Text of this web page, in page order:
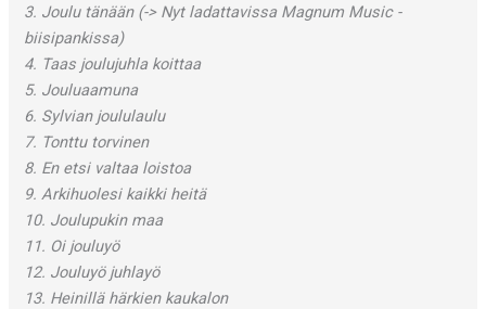
3. Joulu tänään (-> Nyt ladattavissa Magnum Music -
biisipankissa)
4. Taas joulujuhla koittaa
5. Jouluaamuna
6. Sylvian joululaulu
7. Tonttu torvinen
8. En etsi valtaa loistoa
9. Arkihuolesi kaikki heitä
10. Joulupukin maa
11. Oi jouluyö
12. Jouluyö juhlayö
13. Heinillä härkien kaukalon